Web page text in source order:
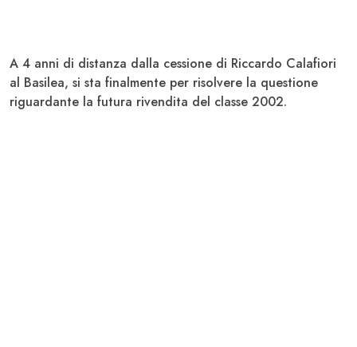
A 4 anni di distanza dalla cessione di Riccardo Calafiori
al Basilea, si sta finalmente per risolvere la questione
riguardante la futura rivendita del classe 2002.